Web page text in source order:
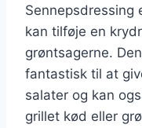
Sennepsdressing
kan tilføje en
grøntsagerne.
fantastisk til at
salater og kan
grillet kød eller